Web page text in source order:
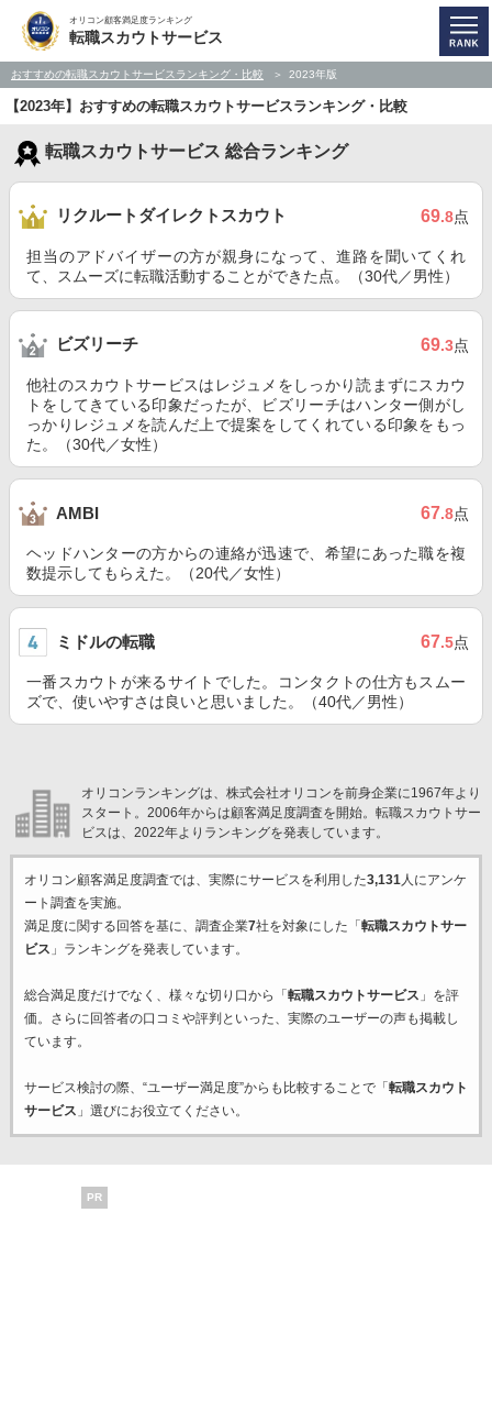
オリコン顧客満足度ランキング
転職スカウトサービス
おすすめの転職スカウトサービスランキング・比較 2023年版
【2023年】おすすめの転職スカウトサービスランキング・比較
転職スカウトサービス 総合ランキング
リクルートダイレクトスカウト 69.8点
担当のアドバイザーの方が親身になって、進路を聞いてくれ
て、スムーズに転職活動することができた点。（30代／男性）
ビズリーチ 69.3点
他社のスカウトサービスはレジュメをしっかり読まずにスカウ
トをしてきている印象だったが、ビズリーチはハンター側がし
っかりレジュメを読んだ上で提案をしてくれている印象をもっ
た。（30代／女性）
AMBI 67.8点
ヘッドハンターの方からの連絡が迅速で、希望にあった職を複
数提示してもらえた。（20代／女性）
ミドルの転職 67.5点
一番スカウトが来るサイトでした。コンタクトの仕方もスムー
ズで、使いやすさは良いと思いました。（40代／男性）
オリコンランキングは、株式会社オリコンを前身企業に1967年より
スタート。2006年からは顧客満足度調査を開始。転職スカウトサー
ビスは、2022年よりランキングを発表しています。
オリコン顧客満足度調査では、実際にサービスを利用した3,131人にアンケ
ート調査を実施。
満足度に関する回答を基に、調査企業7社を対象にした「 転職スカウトサー
ビス 」ランキングを発表しています。
総合満足度だけでなく、様々な切り口から「 転職スカウトサービス 」を評
価。さらに回答者の口コミや評判といった、実際のユーザーの声も掲載し
ています。
サービス検討の際、“ユーザー満足度”からも比較することで「 転職スカウト
サービス 」選びにお役立てください。
PR